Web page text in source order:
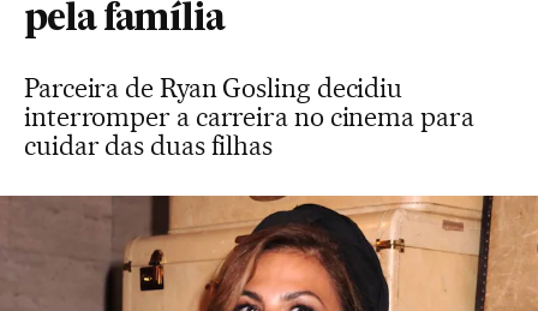
pela família
Parceira de Ryan Gosling decidiu
interromper a carreira no cinema para
cuidar das duas filhas